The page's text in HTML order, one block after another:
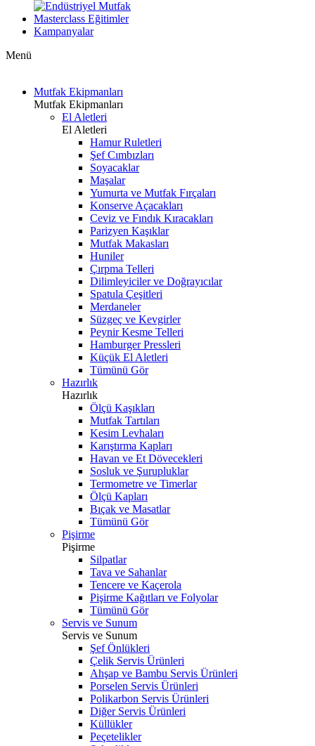
Masterclass Eğitimler
Kampanyalar
Menü
Mutfak Ekipmanları
Mutfak Ekipmanları
El Aletleri
El Aletleri
Hamur Ruletleri
Şef Cımbızları
Soyacaklar
Maşalar
Yumurta ve Mutfak Fırçaları
Konserve Açacakları
Ceviz ve Fındık Kıracakları
Parizyen Kaşıklar
Mutfak Makasları
Huniler
Çırpma Telleri
Dilimleyiciler ve Doğrayıcılar
Spatula Çeşitleri
Merdaneler
Süzgeç ve Kevgirler
Peynir Kesme Telleri
Hamburger Pressleri
Küçük El Aletleri
Tümünü Gör
Hazırlık
Hazırlık
Ölçü Kaşıkları
Mutfak Tartıları
Kesim Levhaları
Karıştırma Kapları
Havan ve Et Dövecekleri
Sosluk ve Şurupluklar
Termometre ve Timerlar
Ölçü Kapları
Bıçak ve Masatlar
Tümünü Gör
Pişirme
Pişirme
Silpatlar
Tava ve Sahanlar
Tencere ve Kaçerola
Pişirme Kağıtları ve Folyolar
Tümünü Gör
Servis ve Sunum
Servis ve Sunum
Şef Önlükleri
Çelik Servis Ürünleri
Ahşap ve Bambu Servis Ürünleri
Porselen Servis Ürünleri
Polikarbon Servis Ürünleri
Diğer Servis Ürünleri
Küllükler
Peçetelikler